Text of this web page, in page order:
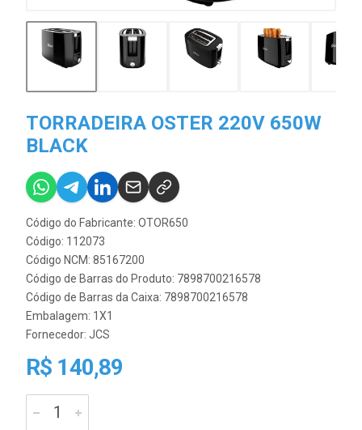
TORRADEIRA OSTER 220V 650W
BLACK
Código do Fabricante: OTOR650
Código: 112073
Código NCM: 85167200
Código de Barras do Produto: 7898700216578
Código de Barras da Caixa: 7898700216578
Embalagem: 1X1
Fornecedor: JCS
R$ 140,89